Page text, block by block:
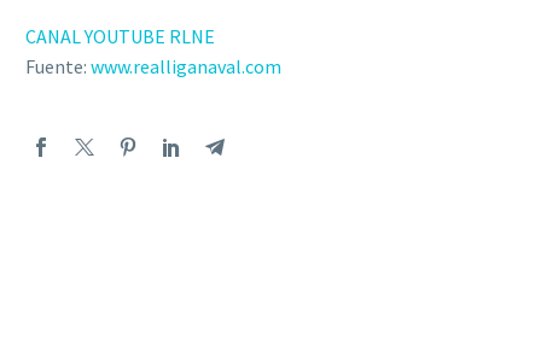
CANAL YOUTUBE RLNE
Fuente: www.realliganaval.com